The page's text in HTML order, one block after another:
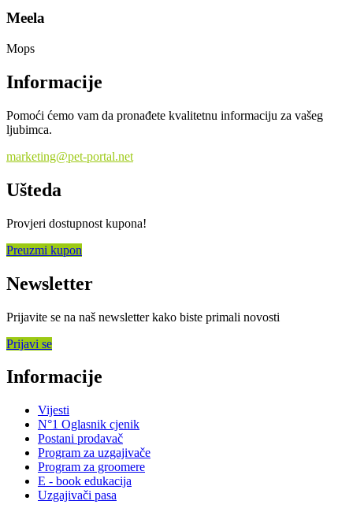
Meela
Mops
Informacije
Pomoći ćemo vam da pronađete kvalitetnu informaciju za vašeg
ljubimca.
marketing@pet-portal.net
Ušteda
Provjeri dostupnost kupona!
Preuzmi kupon
Newsletter
Prijavite se na naš newsletter kako biste primali novosti
Prijavi se
Informacije
Vijesti
N°1 Oglasnik cjenik
Postani prodavač
Program za uzgajivače
Program za groomere
E - book edukacija
Uzgajivači pasa